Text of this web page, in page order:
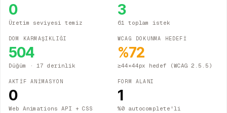
0
Üretim seviyesi temiz
3
61 toplam istek
DOM KARMAŞIKLIĞI
504
Düğüm · 17 derinlik
WCAG DOKUNMA HEDEFİ
%72
≥44×44px hedef (WCAG 2.5.5)
AKTİF ANİMASYON
0
Web Animations API + CSS
FORM ALANI
1
%0 autocomplete'li